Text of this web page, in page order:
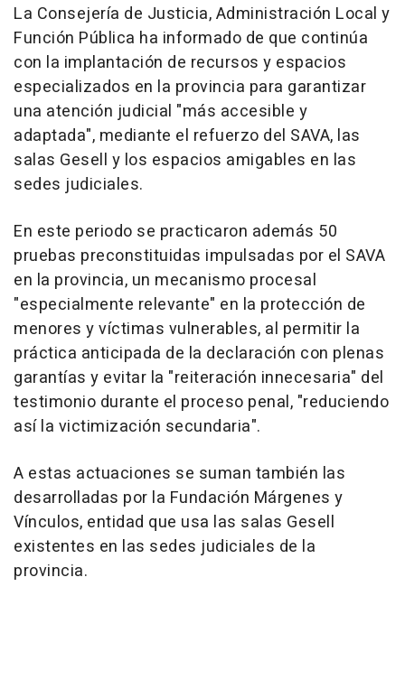
La Consejería de Justicia, Administración Local y
Función Pública ha informado de que continúa
con la implantación de recursos y espacios
especializados en la provincia para garantizar
una atención judicial "más accesible y
adaptada", mediante el refuerzo del SAVA, las
salas Gesell y los espacios amigables en las
sedes judiciales.
En este periodo se practicaron además 50
pruebas preconstituidas impulsadas por el SAVA
en la provincia, un mecanismo procesal
"especialmente relevante" en la protección de
menores y víctimas vulnerables, al permitir la
práctica anticipada de la declaración con plenas
garantías y evitar la "reiteración innecesaria" del
testimonio durante el proceso penal, "reduciendo
así la victimización secundaria".
A estas actuaciones se suman también las
desarrolladas por la Fundación Márgenes y
Vínculos, entidad que usa las salas Gesell
existentes en las sedes judiciales de la
provincia.